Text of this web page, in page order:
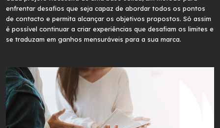
Formación a Medida
Soluciones personalizadas para
Esta é anossa abordagem.
enfrentar desafios que seja capaz de abordar todos os pontos
de contacto e permita alcançar os objetivos propostos. Só assim
é possível continuar a criar experiências que desafiam os limites e
se traduzam em ganhos mensuráveis para a sua marca.